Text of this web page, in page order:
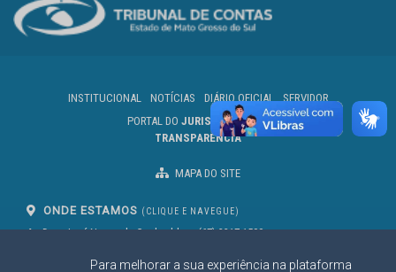
Para melhorar a sua experiência na plataforma
INSTITUCIONAL NOTÍCIAS DIÁRIO OFICIAL
SERVIDOR
PORTAL DO JURISDICIONADO
TRANSPARÊNCIA
MAPA DO SITE
ONDE ESTAMOS (CLIQUE E NAVEGUE)
Av. Des. José Nunes da Cunha, bloco
Campo Grande/MS
(67) 3317-1500